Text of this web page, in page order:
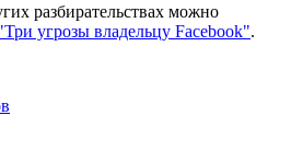
разбирательствах можно
угрозы владельцу Facebook".